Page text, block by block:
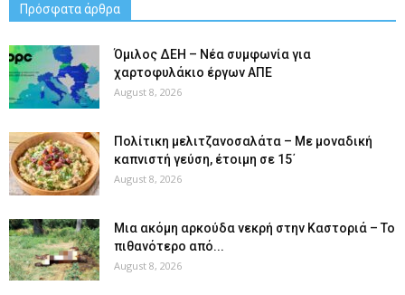
Πρόσφατα άρθρα
Όμιλος ΔΕΗ – Νέα συμφωνία για
χαρτοφυλάκιο έργων ΑΠΕ
August 8, 2026
Πολίτικη μελιτζανοσαλάτα – Με μοναδική
καπνιστή γεύση, έτοιμη σε 15΄
August 8, 2026
Μια ακόμη αρκούδα νεκρή στην Καστοριά – Το
πιθανότερο από...
August 8, 2026